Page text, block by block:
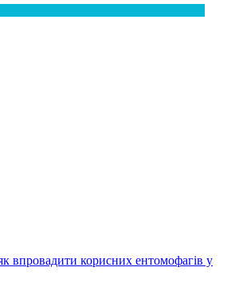
як впровадити корисних ентомофагів у